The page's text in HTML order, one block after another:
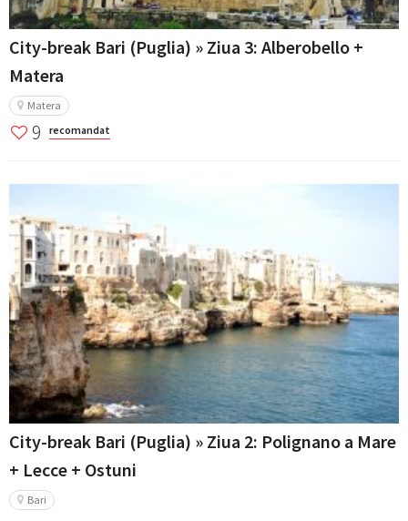
City-break Bari (Puglia) » Ziua 3: Alberobello +
Matera
Matera
9 recomandat
City-break Bari (Puglia) » Ziua 2: Polignano a Mare
+ Lecce + Ostuni
Bari